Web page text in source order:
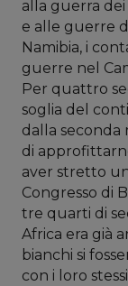
alla guerra
e alle guerre
Namibia, i
guerre nel
Per quattro
soglia del
dalla seconda
di
aver stretto
Congresso di
tre quarti di
Africa era già
bianchi si
con i loro